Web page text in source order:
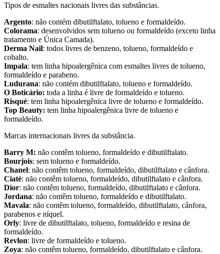
Tipos de esmaltes nacionais livres das substâncias.
Argento: não contém dibutilftalato, tolueno e formaldeído.
Colorama: desenvolvidos sem tolueno ou formaldeído (exceto linha
tratamento e Única Camada).
Derma Nail: todos livres de benzeno, tolueno, formaldeído e
cobalto.
Impala: tem linha hipoalergênica com esmaltes livres de tolueno,
formaldeído e parabeno.
Ludurana: não contém dibutilftalato, tolueno e formaldeído.
O Boticário: toda a linha é livre de formaldeído e tolueno.
Risqué: tem linha hipoalergênica livre de tolueno e formaldeído.
Top Beauty: tem linha hipoalergênica livre de tolueno e
formaldeído.
Marcas internacionais livres da substância.
Barry M: não contêm tolueno, formaldeído e dibutilftalato.
Bourjois: sem tolueno e formaldeído.
Chanel: não contêm tolueno, formaldeído, dibutilftalato e cânfora.
Ciatè: não contêm tolueno, formaldeído, dibutilftalato e cânfora.
Dior: não contêm tolueno, formaldeído, dibutilftalato e cânfora.
Jordana: não contêm tolueno, formaldeído e dibutilftalato.
Mavala: não contêm tolueno, formaldeído, dibutilftalato, cânfora,
parabenos e níquel.
Orly: livre de dibutilftalato, tolueno, formaldeído e resina de
formaldeído.
Revlon: livre de formaldeído e tolueno.
Zoya: não contêm tolueno, formaldeído, dibutilftalato e cânfora.